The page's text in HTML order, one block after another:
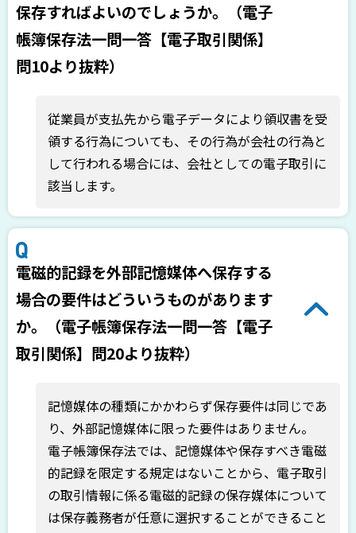
保存すればよいのでしょうか。（電子
帳簿保存法一問一答【電子取引関係】
問10より抜粋）
従業員が支払先から電子データにより領収書を受
領する行為についても、その行為が会社の行為と
して行われる場合には、会社としての電子取引に
該当します。
電磁的記録を外部記憶媒体へ保存する
場合の要件はどういうものがあります
か。（電子帳簿保存法一問一答【電子
取引関係】問20より抜粋）
記憶媒体の種類にかかわらず保存要件は同じであ
り、外部記憶媒体に限った要件はありません。
電子帳簿保存法では、記憶媒体や保存すべき電磁
的記録を限定する規定はないことから、電子取引
の取引情報に係る電磁的記録の保存媒体について
は保存義務者が任意に選択することができること